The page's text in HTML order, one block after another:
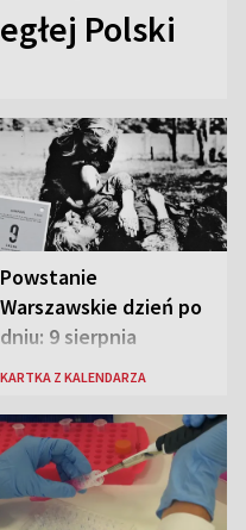
Polski
Powstanie
Warszawskie dzień po
dniu: 9 sierpnia
KARTKA Z KALENDARZA